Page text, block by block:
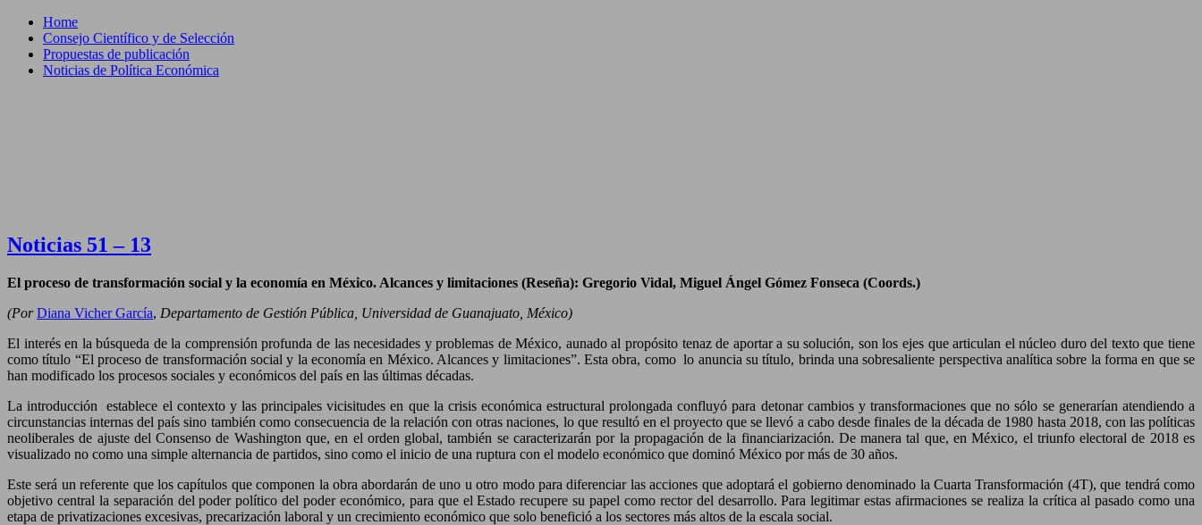
Home
Consejo Científico y de Selección
Propuestas de publicación
Noticias de Política Económica
Noticias 51 – 13
El proceso de transformación social y la economía en México. Alcances y limitaciones (Reseña): Gregorio Vidal, Miguel Ángel Gómez Fonseca (Coords.)
(PorDiana Vicher García, Departamento de Gestión Pública, Universidad de Guanajuato, México)
El interés en la búsqueda de la comprensión profunda de las necesidades y problemas de México, aunado al propósito tenaz de aportar a su solución, son los ejes que articulan el núcleo duro del texto que tiene
como título “El proceso de transformación social y la economía en México. Alcances y limitaciones”. Esta obra, como lo anuncia su título, brinda una sobresaliente perspectiva analítica sobre la forma en que se
han modificado los procesos sociales y económicos del país en las últimas décadas.
La introducción establece el contexto y las principales vicisitudes en que la crisis económica estructural prolongada confluyó para detonar cambios y transformaciones que no sólo se generarían atendiendo a
circunstancias internas del país sino también como consecuencia de la relación con otras naciones, lo que resultó en el proyecto que se llevó a cabo desde finales de la década de 1980 hasta 2018, con las políticas
neoliberales de ajuste del Consenso de Washington que, en el orden global, también se caracterizarán por la propagación de la financiarización. De manera tal que, en México, el triunfo electoral de 2018 es
visualizado no como una simple alternancia de partidos, sino como el inicio de una ruptura con el modelo económico que dominó México por más de 30 años.
Este será un referente que los capítulos que componen la obra abordarán de uno u otro modo para diferenciar las acciones que adoptará el gobierno denominado la Cuarta Transformación (4T), que tendrá como
objetivo central la separación del poder político del poder económico, para que el Estado recupere su papel como rector del desarrollo. Para legitimar estas afirmaciones se realiza la crítica al pasado como una
etapa de privatizaciones excesivas, precarización laboral y un crecimiento económico que solo benefició a los sectores más altos de la escala social.